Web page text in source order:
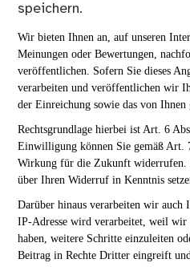
speichern.
Wir bieten Ihnen an, auf unseren
Meinungen oder Bewertungen,
veröffentlichen. Sofern Sie dieses
verarbeiten und veröffentlichen wir
der Einreichung sowie das von Ihnen
Rechtsgrundlage hierbei ist Art. 6
Einwilligung können Sie gemäß Art.
Wirkung für die Zukunft widerrufen.
über Ihren Widerruf in Kenntnis
Darüber hinaus verarbeiten wir
IP-Adresse wird verarbeitet, weil wir
haben, weitere Schritte einzuleiten
Beitrag in Rechte Dritter eingreift